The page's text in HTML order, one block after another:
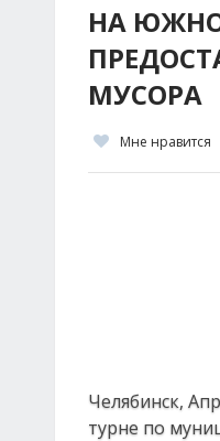
НА
МУСОРА
Мне нравится
Челябинск,
турне по